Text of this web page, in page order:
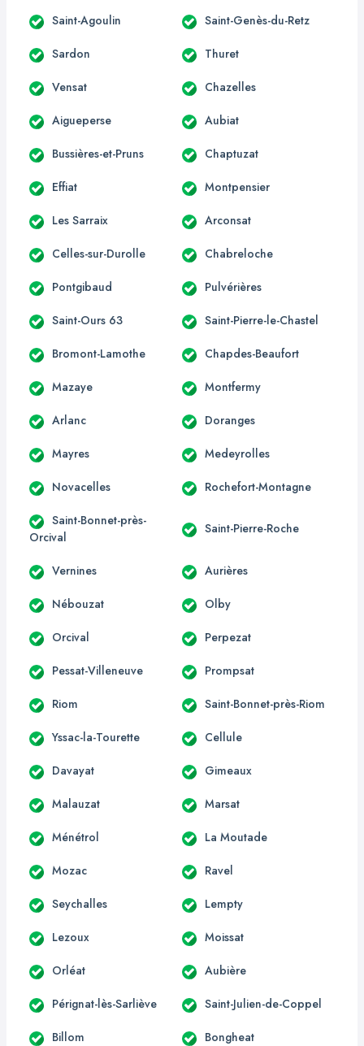
Saint-Agoulin Saint-Genès-du-Retz
Sardon Thuret
Vensat Chazelles
Aigueperse Aubiat
Bussières-et-Pruns Chaptuzat
Effiat Montpensier
Les Sarraix Arconsat
Celles-sur-Durolle Chabreloche
Pontgibaud Pulvérières
Saint-Ours 63 Saint-Pierre-le-Chastel
Bromont-Lamothe Chapdes-Beaufort
Mazaye Montfermy
Arlanc Doranges
Mayres Medeyrolles
Novacelles Rochefort-Montagne
Saint-Bonnet-près-
Orcival
Saint-Pierre-Roche
Vernines Aurières
Nébouzat Olby
Orcival Perpezat
Pessat-Villeneuve Prompsat
Riom Saint-Bonnet-près-Riom
Yssac-la-Tourette Cellule
Davayat Gimeaux
Malauzat Marsat
Ménétrol La Moutade
Mozac Ravel
Seychalles Lempty
Lezoux Moissat
Orléat Aubière
Pérignat-lès-Sarliève Saint-Julien-de-Coppel
Billom Bongheat